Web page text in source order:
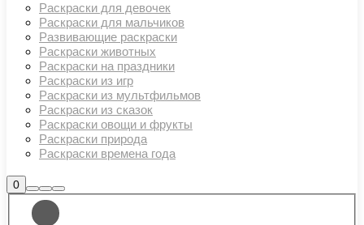
Раскраски для девочек
Раскраски для мальчиков
Развивающие раскраски
Раскраски животных
Раскраски на праздники
Раскраски из игр
Раскраски из мультфильмов
Раскраски из сказок
Раскраски овощи и фрукты
Раскраски природа
Раскраски времена года
0Боковая
панель
магазина
Найти
Больше
информации
Главное
меню